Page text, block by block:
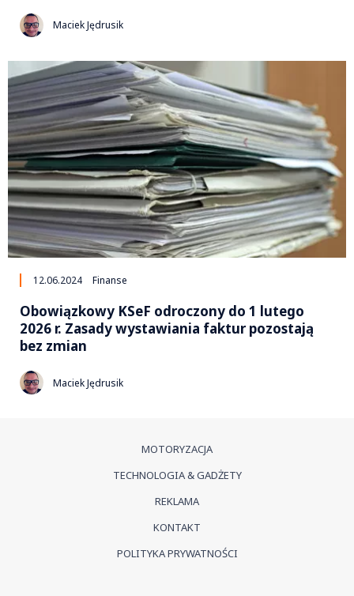
Maciek Jędrusik
12.06.2024 Finanse
Obowiązkowy KSeF odroczony do 1 lutego
2026 r. Zasady wystawiania faktur pozostają
bez zmian
Maciek Jędrusik
MOTORYZACJA
TECHNOLOGIA & GADŻETY
REKLAMA
KONTAKT
POLITYKA PRYWATNOŚCI